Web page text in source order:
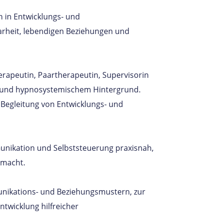
in Entwicklungs- und
lebendigen Beziehungen und
Paartherapeutin, Supervisorin
hypnosystemischem Hintergrund.
von Entwicklungs- und
und Selbststeuerung praxisnah,
und Beziehungsmustern, zur
hilfreicher